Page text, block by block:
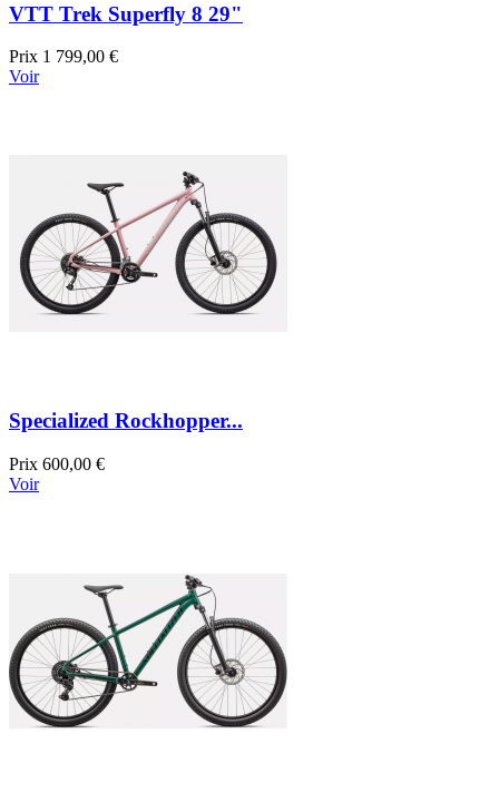
VTT Trek Superfly 8 29"
Prix 1 799,00 €
Voir
Specialized Rockhopper...
Prix 600,00 €
Voir